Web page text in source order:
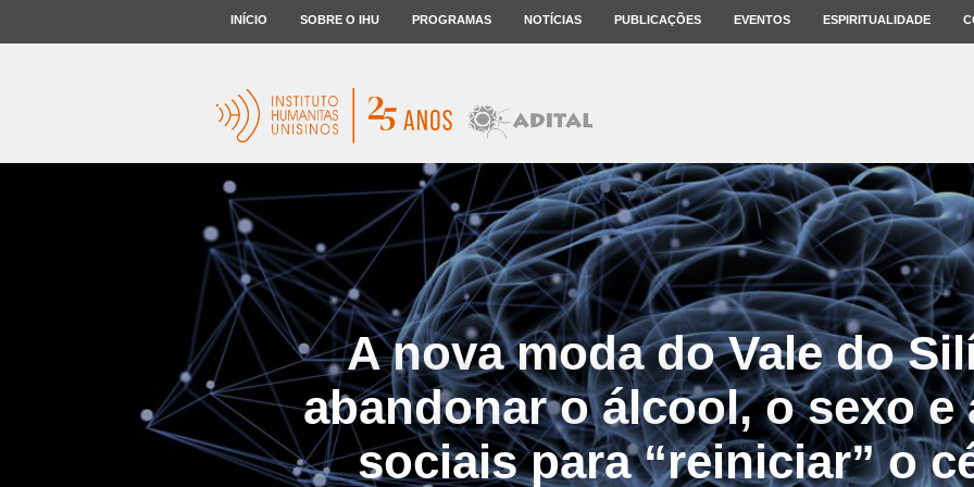
INÍCIO SOBRE O IHU PROGRAMAS NOTÍCIAS PUBLICAÇÕES EVENTOS ESPIRITUALIDADE
A nova moda do Vale do
abandonar o álcool, o sexo e
sociais para “reiniciar” o